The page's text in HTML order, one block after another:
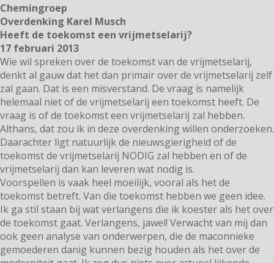
Chemingroep
Overdenking Karel Musch
Heeft de toekomst een vrijmetselarij?
17 februari 2013
Wie wil spreken over de toekomst van de vrijmetselarij,
denkt al gauw dat het dan primair over de vrijmetselarij zelf
zal gaan. Dat is een misverstand. De vraag is namelijk
helemaal niet of de vrijmetselarij een toekomst heeft. De
vraag is of de toekomst een vrijmetselarij zal hebben.
Althans, dat zou ik in deze overdenking willen onderzoeken.
Daarachter ligt natuurlijk de nieuwsgierigheid of de
toekomst de vrijmetselarij NODIG zal hebben en of de
vrijmetselarij dan kan leveren wat nodig is.
Voorspellen is vaak heel moeilijk, vooral als het de
toekomst betreft. Van die toekomst hebben we geen idee.
Ik ga stil staan bij wat verlangens die ik koester als het over
de toekomst gaat. Verlangens, jawel! Verwacht van mij dan
ook geen analyse van onderwerpen, die de maconnieke
gemoederen danig kunnen bezig houden als het over de